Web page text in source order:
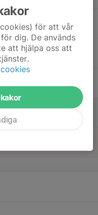
för att vår
dig. De används
att hjälpa oss att